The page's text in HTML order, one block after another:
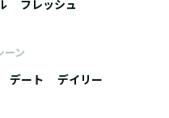
フレッシュ
ーン
デート デイリー